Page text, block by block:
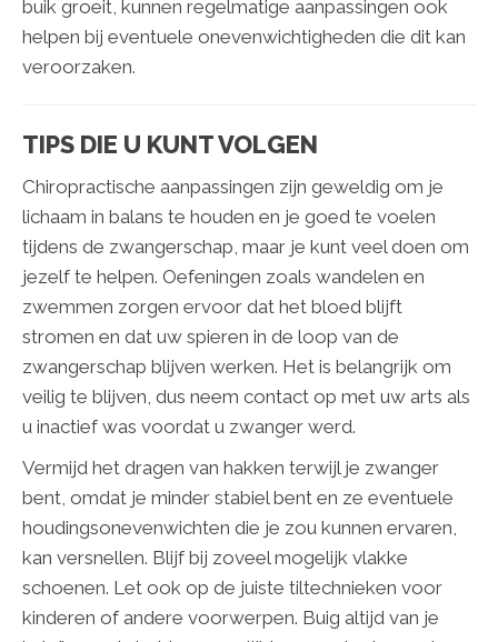
buik groeit, kunnen regelmatige aanpassingen ook
helpen bij eventuele onevenwichtigheden die dit kan
veroorzaken.
TIPS DIE U KUNT VOLGEN
Chiropractische aanpassingen zijn geweldig om je
lichaam in balans te houden en je goed te voelen
tijdens de zwangerschap, maar je kunt veel doen om
jezelf te helpen. Oefeningen zoals wandelen en
zwemmen zorgen ervoor dat het bloed blijft
stromen en dat uw spieren in de loop van de
zwangerschap blijven werken. Het is belangrijk om
veilig te blijven, dus neem contact op met uw arts als
u inactief was voordat u zwanger werd.
Vermijd het dragen van hakken terwijl je zwanger
bent, omdat je minder stabiel bent en ze eventuele
houdingsonevenwichten die je zou kunnen ervaren,
kan versnellen. Blijf bij zoveel mogelijk vlakke
schoenen. Let ook op de juiste tiltechnieken voor
kinderen of andere voorwerpen. Buig altijd van je